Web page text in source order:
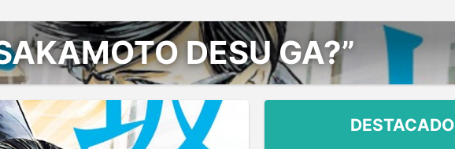
DESU GA?”
DESTACADO